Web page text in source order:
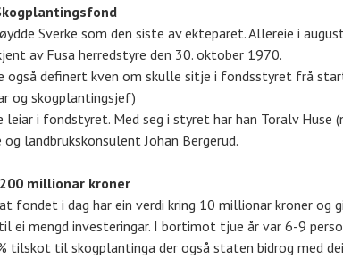
Sverke som den siste av ekteparet. Allereie i
av Fusa herredstyre den 30. oktober 1970.
også definert kven om skulle sitje i fondsstyret frå
og skogplantingsjef)
leiar i fondstyret. Med seg i styret har han Toralv Huse
landbrukskonsulent Johan Bergerud.
millionar kroner
fondet i dag har ein verdi kring 10 millionar kroner og
ei mengd investeringar. I bortimot tjue år var 6-9
til skogplantinga der også staten bidrog med